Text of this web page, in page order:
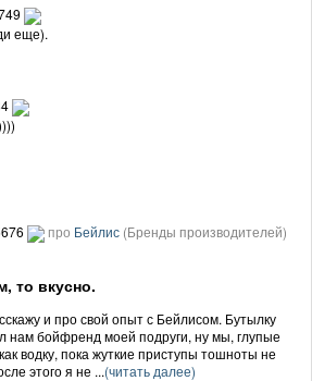
еще).
про Бейлис (Бренды производителей)
то вкусно.
и про свой опыт с Бейлисом. Бутылку
нам бойфренд моей подруги, ну мы, глупые
водку, пока жуткие приступы тошноты не
этого я не ...(читать далее)